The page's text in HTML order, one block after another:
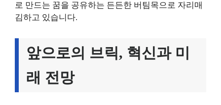
로 만드는 꿈을 공유하는 든든한 버팀목으로 자리매
김하고 있습니다.
앞으로의 브릭, 혁신과 미
래 전망